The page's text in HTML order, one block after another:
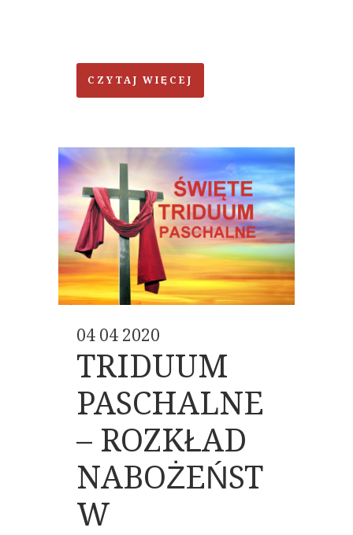
CZYTAJ WIĘCEJ
04 04 2020
TRIDUUM
PASCHALNE
– ROZKŁAD
NABOŻEŃST
W